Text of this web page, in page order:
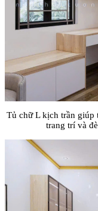
Tủ chữ L kịch trần giúp
trang trí và